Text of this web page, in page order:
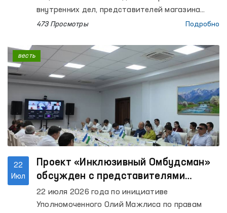
внутренних дел, представителей магазина
неоднократно предупреждали о
материалов с пешеходной дорожки, однако
эти требования не были выполнены и двое
граждан были привлечены к
административной ответственности. А в
обращении утверждается, что при
доставлении задержанных в здание УВД к ним
была применена чрезмерная сила. Органами
внутренних дел отвергнуты данные доводы,
рамках своих полномочий.
473 Просмотры Подробно
22
Июл
Проект «Инклюзивный Омбудсман»
обсужден с представителями
гражданского общества
22 июля 2026 года по инициативе
Уполномоченного Олий Мажлиса по правам
весть